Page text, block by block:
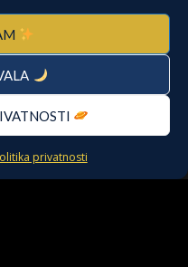
privatnosti
POLITIČKE POZORNICE